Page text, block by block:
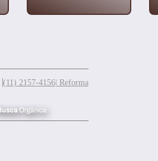
(11) 2157-4156| Reforma